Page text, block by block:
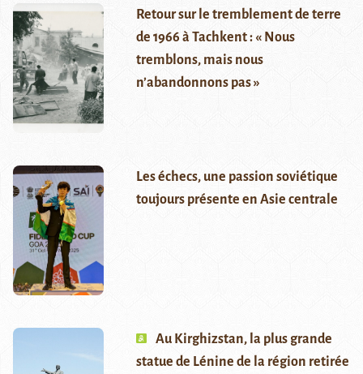
Retour sur le tremblement de terre
de 1966 à Tachkent : « Nous
tremblons, mais nous
n’abandonnons pas »
Les échecs, une passion soviétique
toujours présente en Asie centrale
Au Kirghizstan, la plus grande
statue de Lénine de la région retirée